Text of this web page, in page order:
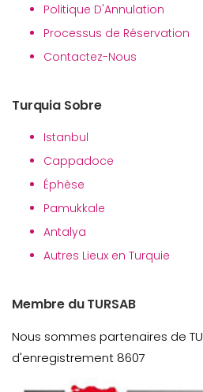
Politique D'Annulation
Processus de Réservation
Contactez-Nous
Turquia Sobre
Istanbul
Cappadoce
Éphèse
Pamukkale
Antalya
Autres Lieux en Turquie
Membre du TURSAB
Nous sommes partenaires de
d'enregistrement 8607